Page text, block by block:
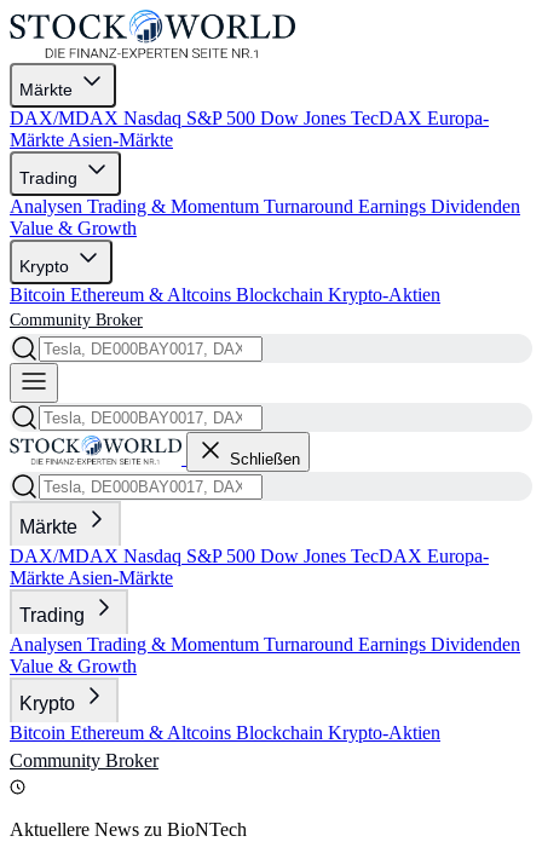
Märkte
DAX/MDAX Nasdaq S&P 500 Dow Jones TecDAX Europa-
Märkte Asien-Märkte
Trading
Analysen Trading & Momentum Turnaround Earnings Dividenden
Value & Growth
Krypto
Bitcoin Ethereum & Altcoins Blockchain Krypto-Aktien
Community Broker
Schließen
Märkte
DAX/MDAX Nasdaq S&P 500 Dow Jones TecDAX Europa-
Märkte Asien-Märkte
Trading
Analysen Trading & Momentum Turnaround Earnings Dividenden
Value & Growth
Krypto
Bitcoin Ethereum & Altcoins Blockchain Krypto-Aktien
Community Broker
Aktuellere News zu BioNTech